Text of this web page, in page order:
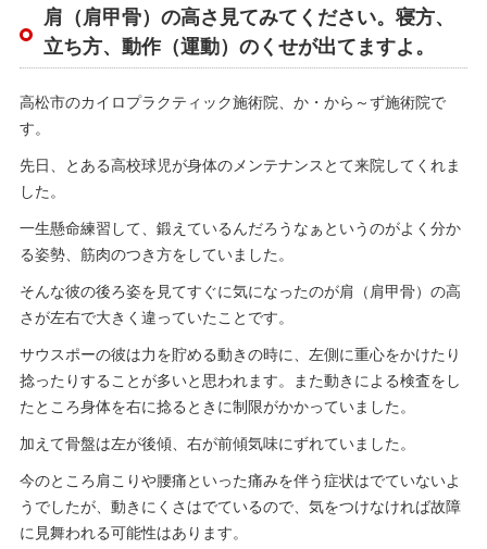
肩（肩甲骨）の高さ見てみてください。寝方、
立ち方、動作（運動）のくせが出てますよ。
高松市のカイロプラクティック施術院、か・から～ず施術院で
す。
先日、とある高校球児が身体のメンテナンスとて来院してくれま
した。
一生懸命練習して、鍛えているんだろうなぁというのがよく分か
る姿勢、筋肉のつき方をしていました。
そんな彼の後ろ姿を見てすぐに気になったのが肩（肩甲骨）の高
さが左右で大きく違っていたことです。
サウスポーの彼は力を貯める動きの時に、左側に重心をかけたり
捻ったりすることが多いと思われます。また動きによる検査をし
たところ身体を右に捻るときに制限がかかっていました。
加えて骨盤は左が後傾、右が前傾気味にずれていました。
今のところ肩こりや腰痛といった痛みを伴う症状はでていないよ
うでしたが、動きにくさはでているので、気をつけなければ故障
に見舞われる可能性はあります。